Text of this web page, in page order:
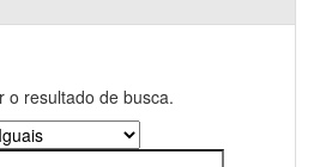
o resultado de busca.